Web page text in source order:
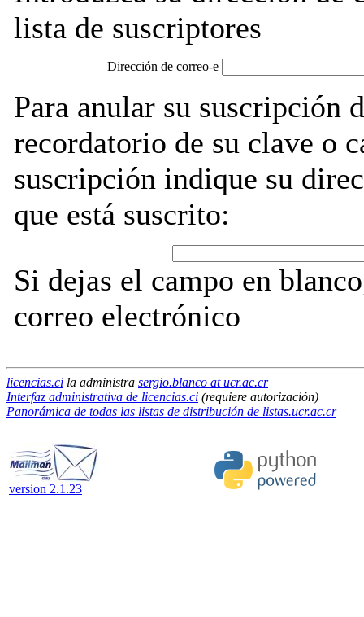
lista de suscriptores
Dirección de correo-e
Para anular su suscripción
recordatorio de su clave o
suscripción indique su
que está suscrito:
Si dejas el campo en
correo electrónico
licencias.ci la administra sergio.blanco at ucr.ac.cr
Interfaz administrativa de licencias.ci (requiere autorización)
Panorámica de todas las listas de distribución de listas.ucr.ac.cr
version 2.1.23